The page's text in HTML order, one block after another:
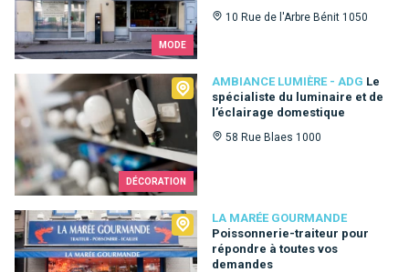
MODE
10 Rue de l'Arbre Bénit 1050
DÉCORATION
AMBIANCE LUMIÈRE - ADG Le
spécialiste du luminaire et de
l’éclairage domestique
58 Rue Blaes 1000
Ambiance Lumière - ADG
LA MARÉE GOURMANDE
Poissonnerie-traiteur pour
répondre à toutes vos
demandes
La Marée Gourmande